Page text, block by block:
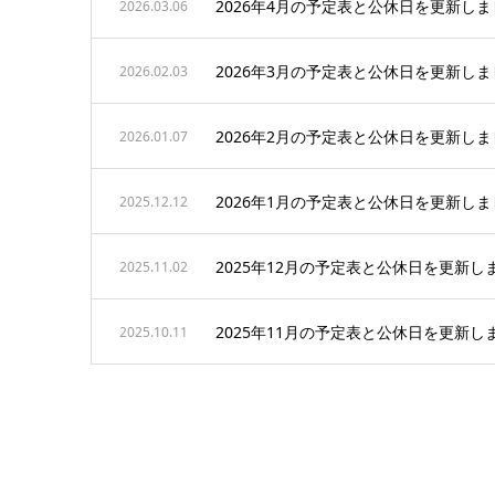
2026.03.06 2026年4月の予定表と公休日を更新しま
2026.02.03 2026年3月の予定表と公休日を更新しま
2026.01.07 2026年2月の予定表と公休日を更新しま
2025.12.12 2026年1月の予定表と公休日を更新しま
2025.11.02 2025年12月の予定表と公休日を更新し
2025.10.11 2025年11月の予定表と公休日を更新し